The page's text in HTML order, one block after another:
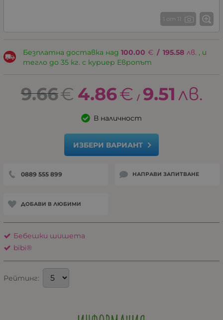
1 от 11
Безплатна доставка над 100.00 € / 195.58 лв. , и
тегло до 35 кг. с куриер Европът
9.66€ 4.86€ / 9.51лв.
В наличност
ИЗБЕРИ ВАРИАНТ
0889 555 899 НАПРАВИ ЗАПИТВАНЕ
ДОБАВИ В ЛЮБИМИ
Бебешки шишета
bibi®
Рейтинг: